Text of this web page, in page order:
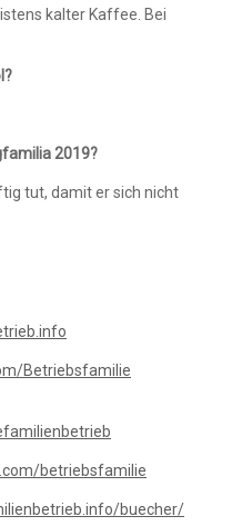
kalter Kaffee. Bei
2019?
tut, damit er sich nicht
Betriebsfamilie
betriebsfamilie
buecher/